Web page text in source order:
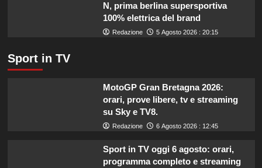
N, prima berlina supersportiva
100% elettrica del brand
Redazione 5 Agosto 2026 : 20:15
Sport in TV
MotoGP Gran Bretagna 2026:
orari, prove libere, tv e streaming
su Sky e TV8.
Redazione 6 Agosto 2026 : 12:45
Sport in TV oggi 6 agosto: orari,
programma completo e streaming